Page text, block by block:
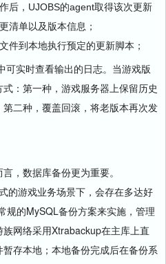
后，UJOBS的agent取得该次更新
清单以及版本信息；
件到本地执行预定的更新脚本；
实时查看输出的日志。当游戏版
：第一种，游戏服务器上保留历史
二种，覆盖回滚，将老版本再次发
数据库备份更为重要。
的游戏业务场景下，会存在多达好
规的MySQL备份方案来实施，管理
网络采用Xtrabackup在主库上直
存本地；本地备份完成后在备份系